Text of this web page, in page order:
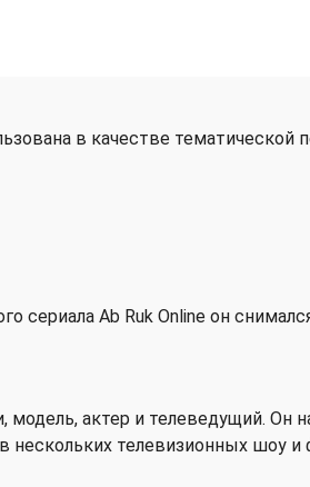
в качестве тематической
сериала Ab Ruk Online он
модель, актер и телеведущий. Он
нескольких телевизионных шоу и